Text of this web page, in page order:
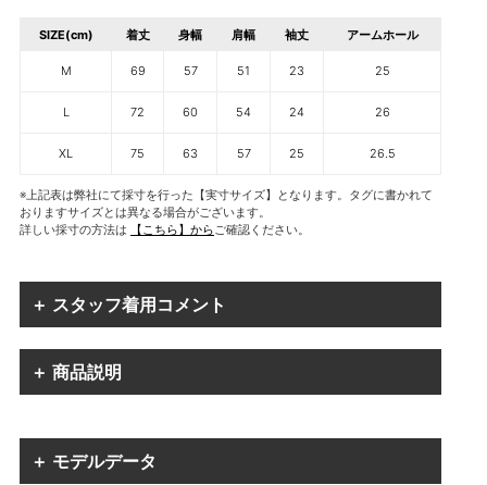
SIZE(cm) 着丈 身幅 肩幅 袖丈 アームホール
M 69 57 51 23 25
L 72 60 54 24 26
XL 75 63 57 25 26.5
※上記表は弊社にて採寸を行った【実寸サイズ】となります。タグに書かれて
おりますサイズとは異なる場合がございます。
詳しい採寸の方法は
【こちら】からご確認ください。
＋ スタッフ着用コメント
＋ 商品説明
＋ モデルデータ